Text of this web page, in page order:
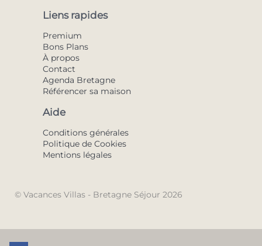
Liens rapides
Premium
Bons Plans
À propos
Contact
Agenda Bretagne
Référencer sa maison
Aide
Conditions générales
Politique de Cookies
Mentions légales
© Vacances Villas - Bretagne Séjour 2026